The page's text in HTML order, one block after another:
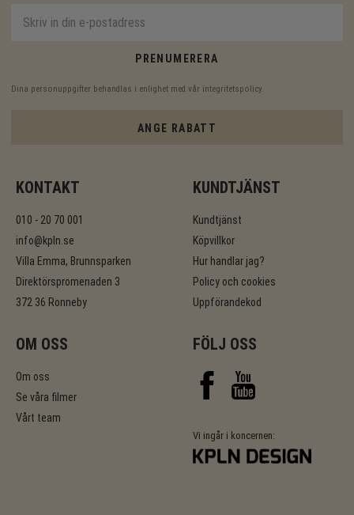
PRENUMERERA
Dina personuppgifter behandlas i enlighet med vår integritetspolicy
ANGE RABATT
KONTAKT
010 - 20 70 001
info@kpln.se
Villa Emma, Brunnsparken
Direktörspromenaden 3
372 36 Ronneby
KUNDTJÄNST
Kundtjänst
Köpvillkor
Hur handlar jag?
Policy och cookies
Uppförandekod
OM OSS
Om oss
Se våra filmer
Vårt team
FÖLJ OSS
Vi ingår i koncernen: